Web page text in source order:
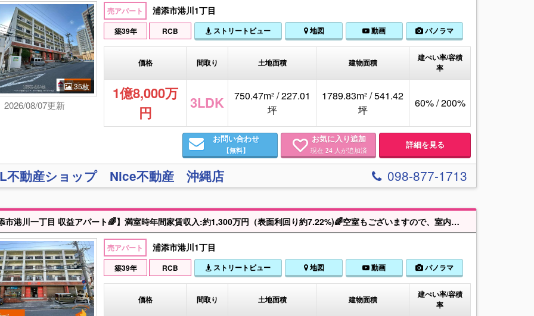
35枚
2026/08/07更新
売アパート 浦添市港川1丁目
築39年 RCB ストリートビュー 地図 動画 パノラマ
価格 間取り 土地面積 建物面積
建ぺい率/容積
率
1億8,000万
円
3LDK
750.47m² / 227.01
坪
1789.83m² / 541.42
坪
60% / 200%
お問い合わせ
【無料】
お気に入り追加
現在24 人が追加済 詳細を見る
不動産ショップ Nice不動産 沖縄店 098-877-1713
【🌈浦添市港川一丁目 収益アパート🌈】満室時年間家賃収入:約1,300万円（表面利回り約7.22%)🌈空室もございますので、室内のご確認もいただけます👍TVCM『今日見れます』でお馴染みのNice不動産🏠 お問合せはお早めに✨
売アパート 浦添市港川1丁目
築39年 RCB ストリートビュー 地図 動画 パノラマ
価格 間取り 土地面積 建物面積
建ぺい率/容積
率